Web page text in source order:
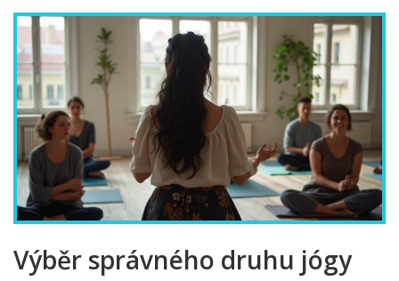
Výběr správného druhu jógy